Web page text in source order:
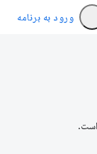
ورود به برنامه